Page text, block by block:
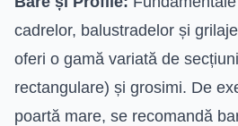
cadrelor, balustradelor și
oferi o gamă variată de
rectangulare) și grosimi. De
poartă mare, se recomandă